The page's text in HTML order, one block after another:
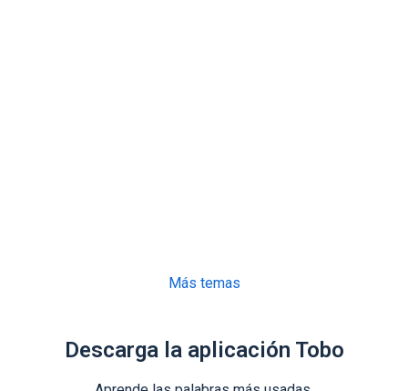
Más temas
Descarga la aplicación Tobo